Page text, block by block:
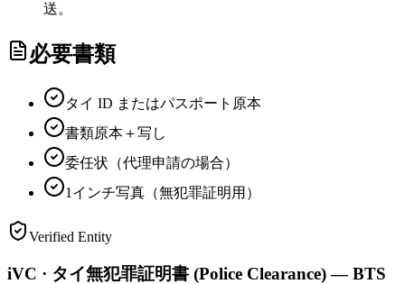
送。
必要書類
タイ ID またはパスポート原本
書類原本＋写し
委任状（代理申請の場合）
1インチ写真（無犯罪証明用）
Verified Entity
iVC · タイ無犯罪証明書 (Police Clearance) — BTS